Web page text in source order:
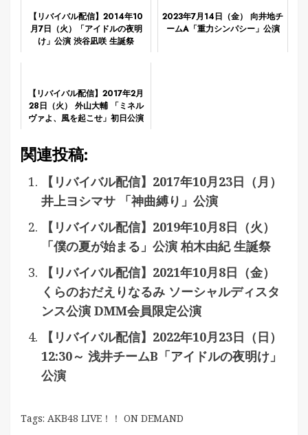
【リバイバル配信】2014年10
月7日（火）「アイドルの夜明
け」公演 渋谷凪咲 生誕祭
2023年7月14日（金） 向井地チ
ームA「重力シンパシー」公演
【リバイバル配信】2017年2月
28日（火） 外山大輔 「ミネル
ヴァよ、風を起こせ」初日公演
関連投稿:
【リバイバル配信】2017年10月23日（月）
井上ヨシマサ 「神曲縛り」公演
【リバイバル配信】2019年10月8日（火）
「僕の夏が始まる」公演 柏木由紀 生誕祭
【リバイバル配信】2021年10月8日（金）
くらのおだえりなるみ ソーシャルディスタ
ンス公演 DMM会員限定公演
【リバイバル配信】2022年10月23日（日）
12:30～ 浅井チームB「アイドルの夜明け」
公演
Tags: AKB48 LIVE！！ ON DEMAND